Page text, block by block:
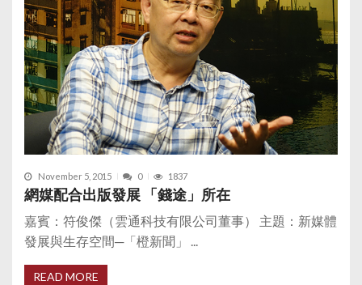
November 5, 2015 0 1837
網媒配合出版發展 「錢途」所在
嘉賓：符俊傑（雲通科技有限公司董事） 主題：新媒體
發展與生存空間─「橙新聞」 ...
READ MORE